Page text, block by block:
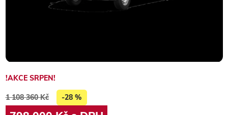
!AKCE SRPEN!
1 108 360 Kč -28 %